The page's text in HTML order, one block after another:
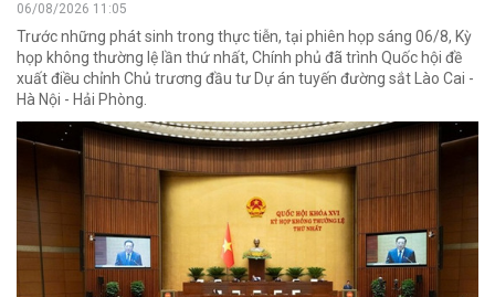
06/08/2026 11:05
Trước những phát sinh trong thực tiễn, tại phiên họp sáng 06/8, Kỳ
họp không thường lệ lần thứ nhất, Chính phủ đã trình Quốc hội đề
xuất điều chỉnh Chủ trương đầu tư Dự án tuyến đường sắt Lào Cai -
Hà Nội - Hải Phòng.